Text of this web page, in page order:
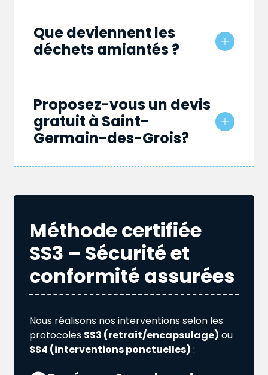
Que deviennent les
déchets amiantés ?
Proposez-vous un devis
gratuit à Saint-
Germain-des-Grois?
Méthode certifiée
SS3 – Sécurité et
conformité assurées
Nous réalisons nos interventions selon les
protocoles SS3 (retrait/encapsulage) ou
SS4 (interventions ponctuelles) :